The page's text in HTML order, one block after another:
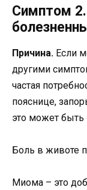
Симптом
Причина. Если
другими
частая
пояснице,
это может быть
Боль в животе
Миома – это